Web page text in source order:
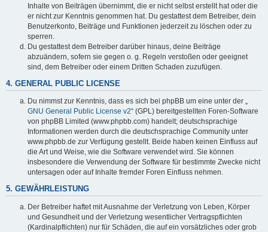
Inhalte von Beiträgen übernimmt, die er nicht selbst erstellt hat oder die
er nicht zur Kenntnis genommen hat. Du gestattest dem Betreiber, dein
Benutzerkonto, Beiträge und Funktionen jederzeit zu löschen oder zu
sperren.
Du gestattest dem Betreiber darüber hinaus, deine Beiträge
abzuändern, sofern sie gegen o. g. Regeln verstoßen oder geeignet
sind, dem Betreiber oder einem Dritten Schaden zuzufügen.
4. GENERAL PUBLIC LICENSE
Du nimmst zur Kenntnis, dass es sich bei phpBB um eine unter der „
GNU General Public License v2“ (GPL) bereitgestellten Foren-Software
von phpBB Limited (www.phpbb.com) handelt; deutschsprachige
Informationen werden durch die deutschsprachige Community unter
www.phpbb.de zur Verfügung gestellt. Beide haben keinen Einfluss auf
die Art und Weise, wie die Software verwendet wird. Sie können
insbesondere die Verwendung der Software für bestimmte Zwecke nicht
untersagen oder auf Inhalte fremder Foren Einfluss nehmen.
5. GEWÄHRLEISTUNG
Der Betreiber haftet mit Ausnahme der Verletzung von Leben, Körper
und Gesundheit und der Verletzung wesentlicher Vertragspflichten
(Kardinalpflichten) nur für Schäden, die auf ein vorsätzliches oder grob